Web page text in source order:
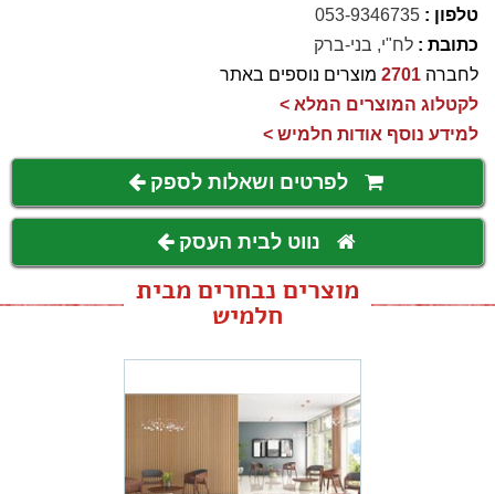
טלפון : 053-9346735
כתובת : לח"י, בני-ברק
לחברה 2701 מוצרים נוספים באתר
לקטלוג המוצרים המלא >
למידע נוסף אודות חלמיש >
לפרטים ושאלות לספק
נווט לבית העסק
מוצרים נבחרים מבית
חלמיש